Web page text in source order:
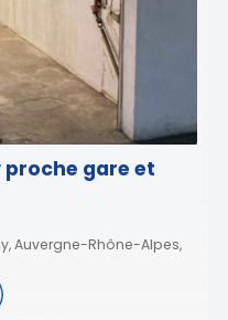
proche gare et
Auvergne-Rhône-Alpes,